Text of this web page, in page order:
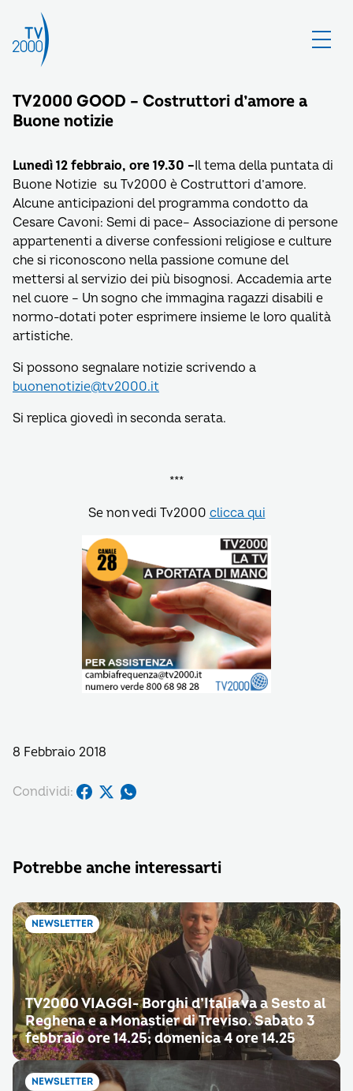
TV2000 GOOD – Costruttori d’amore a
Buone notizie
Lunedì 12 febbraio, ore 19.30 –Il tema della puntata di
Buone Notizie su Tv2000 è Costruttori d’amore.
Alcune anticipazioni del programma condotto da
Cesare Cavoni: Semi di pace– Associazione di persone
appartenenti a diverse confessioni religiose e culture
che si riconoscono nella passione comune del
mettersi al servizio dei più bisognosi. Accademia arte
nel cuore – Un sogno che immagina ragazzi disabili e
normo-dotati poter esprimere insieme le loro qualità
artistiche.
Si possono segnalare notizie scrivendo a
buonenotizie@tv2000.it
Si replica giovedì in seconda serata.
***
Se non vedi Tv2000 clicca qui
8 Febbraio 2018
Condividi:
Potrebbe anche interessarti
NEWSLETTER
TV2000 VIAGGI- Borghi d’Italia va a Sesto al
Reghena e a Monastier di Treviso. Sabato 3
febbraio ore 14.25; domenica 4 ore 14.25
NEWSLETTER